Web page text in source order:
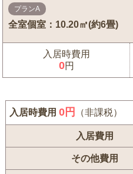
プランA
全室個室：10.20㎡(約6畳)
入居時費用
0円
入居時費用0 円 （非課税）
入居費用
その他費用